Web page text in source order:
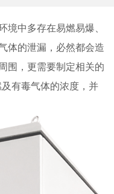
中多存在易燃易爆、
体的泄漏，必然都会造
围，更需要制定相关的
有毒气体的浓度，并